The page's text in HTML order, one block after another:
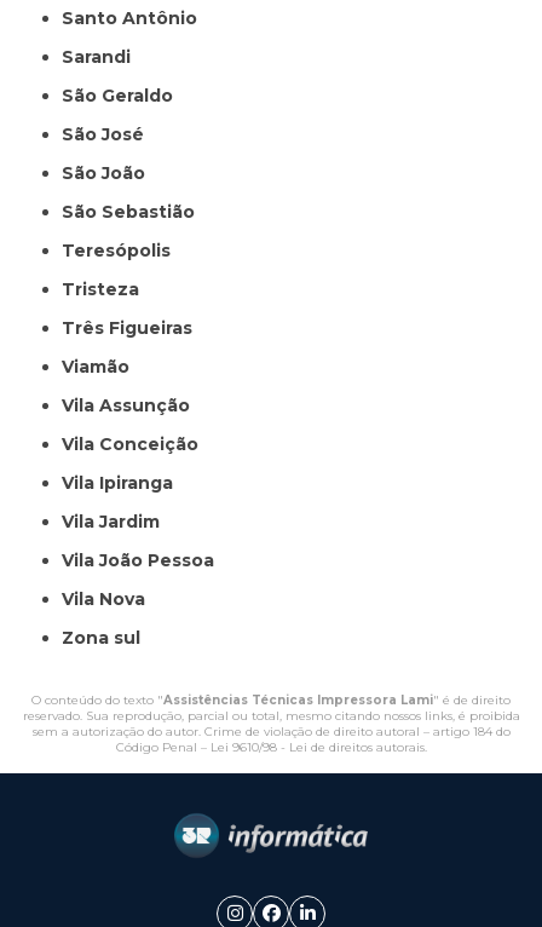
Santo Antônio
Sarandi
São Geraldo
São José
São João
São Sebastião
Teresópolis
Tristeza
Três Figueiras
Viamão
Vila Assunção
Vila Conceição
Vila Ipiranga
Vila Jardim
Vila João Pessoa
Vila Nova
Zona sul
O conteúdo do texto "Assistências Técnicas Impressora Lami" é de direito
reservado. Sua reprodução, parcial ou total, mesmo citando nossos links, é proibida
sem a autorização do autor. Crime de violação de direito autoral – artigo 184 do
Código Penal – Lei 9610/98 - Lei de direitos autorais.